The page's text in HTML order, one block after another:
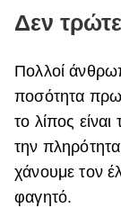
Δεν
Πολλοί
ποσότητα
το λίπος
την
χάνουμε τον
φαγητό.